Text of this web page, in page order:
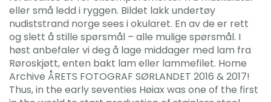
eller små ledd i ryggen. Bildet lakk undertøy
nudiststrand norge sees i okularet. En av de er rett
og slett å stille spørsmål – alle mulige spørsmål. I
høst anbefaler vi deg å lage middager med lam fra
Røroskjøtt, enten bakt lam eller lammefilet. Home
Archive ÅRETS FOTOGRAF SØRLANDET 2016 & 2017!
Thus, in the early seventies Høiax was one of the first